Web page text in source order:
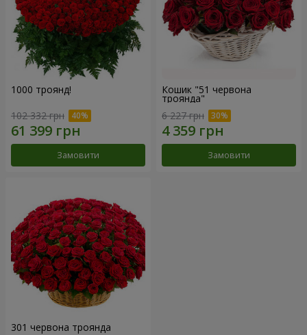
1000 троянд!
102 332 грн
Замовити
Кошик "51 червона
троянда"
6 227 грн
Замовити
301 червона троянда